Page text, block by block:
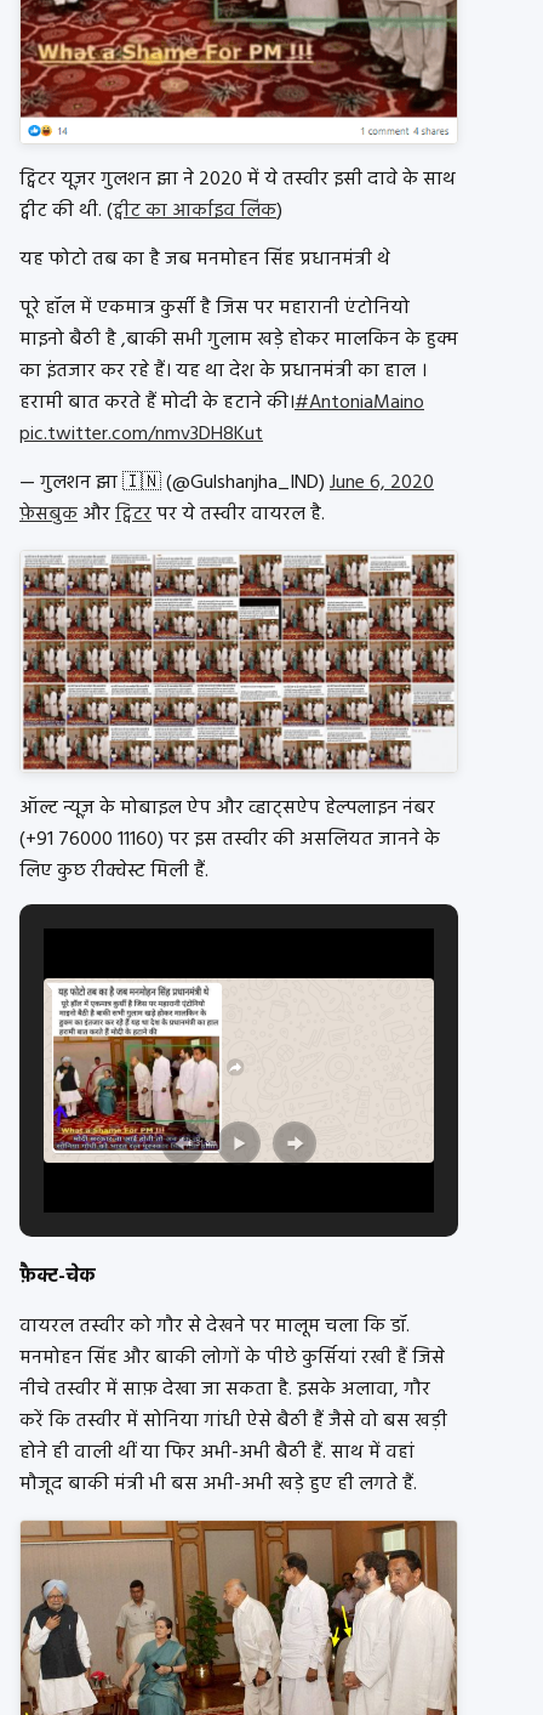
ट्विटर यूज़र गुलशन झा ने 2020 में ये तस्वीर इसी दावे के साथ
ट्वीट की थी. (ट्वीट का आर्काइव लिंक)
यह फोटो तब का है जब मनमोहन सिंह प्रधानमंत्री थे
पूरे हॉल में एकमात्र कुर्सी है जिस पर महारानी एंटोनियो
माइनो बैठी है ,बाकी सभी गुलाम खड़े होकर मालकिन के हुक्म
का इंतजार कर रहे हैं। यह था देश के प्रधानमंत्री का हाल ।
हरामी बात करते हैं मोदी के हटाने की।#AntoniaMaino
pic.twitter.com/nmv3DH8Kut
— गुलशन झा 🇮🇳 (@Gulshanjha_IND)June 6, 2020
फ़ेसबुकऔरट्विटरपर ये तस्वीर वायरल है.
ऑल्ट न्यूज़ के मोबाइल ऐप और व्हाट्सऐप हेल्पलाइन नंबर
(+91 76000 11160) पर इस तस्वीर की असलियत जानने के
लिए कुछ रीक्वेस्ट मिली हैं.
फ़ैक्ट-चेक
वायरल तस्वीर को गौर से देखने पर मालूम चला कि डॉ.
मनमोहन सिंह और बाकी लोगों के पीछे कुर्सियां रखी हैं जिसे
नीचे तस्वीर में साफ़ देखा जा सकता है. इसके अलावा, गौर
करें कि तस्वीर में सोनिया गांधी ऐसे बैठी हैं जैसे वो बस खड़ी
होने ही वाली थीं या फिर अभी-अभी बैठी हैं. साथ में वहां
मौजूद बाकी मंत्री भी बस अभी-अभी खड़े हुए ही लगते हैं.